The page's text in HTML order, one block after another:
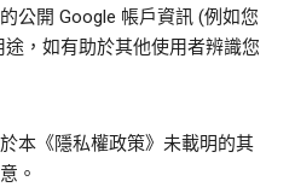
公開 Google 帳戶資訊 (例如您
，如有助於其他使用者辨識您
本《隱私權政策》未載明的其
。